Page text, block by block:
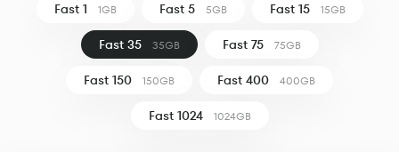
Fast 1 1GB Fast 5 5GB Fast 15 15GB
Fast 35 35GB Fast 75 75GB
Fast 150 150GB Fast 400 400GB
Fast 1024 1024GB